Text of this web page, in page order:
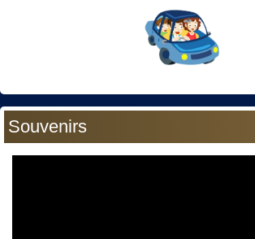
Souvenirs